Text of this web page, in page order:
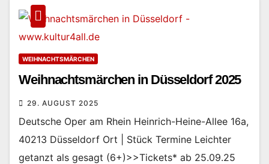
WEIHNACHTSMÄRCHEN
Weihnachtsmärchen in Düsseldorf 2025
29. AUGUST 2025
Deutsche Oper am Rhein Heinrich-Heine-Allee 16a,
40213 Düsseldorf Ort | Stück Termine Leichter
getanzt als gesagt (6+)>>Tickets* ab 25.09.25